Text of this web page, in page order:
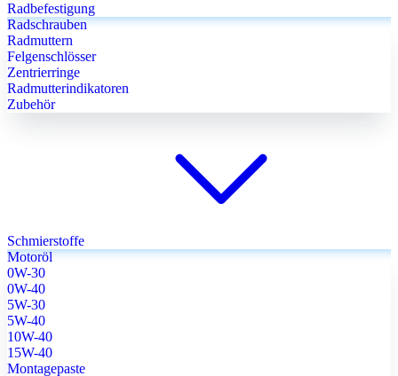
Radbefestigung
Radschrauben
Radmuttern
Felgenschlösser
Zentrierringe
Radmutterindikatoren
Zubehör
Schmierstoffe
Motoröl
0W-30
0W-40
5W-30
5W-40
10W-40
15W-40
Montagepaste